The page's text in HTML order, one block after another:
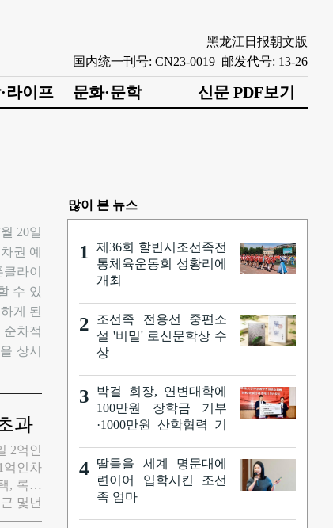
黑龙江日报朝文版
国内统一刊号: CN23-0019 邮发代号: 13-26
라이프 문화·문학 신문 PDF보기
20일
권 예
라이
수 있
게 된
차적
상시
과
2억인
억인차
, 록색
몇년
유 대
많이 본 뉴스
1
제36회 할빈시조선족전
통체육운동회 성황리에
개최
2
조선족 전용선 중편소
설 '비밀' 로신문학상 수
상
3
박걸 회장, 연변대학에
100만원 장학금 기부
·1000만원 산학협력 기
준공
4
딸들을 세계 명문대에
련이어 입학시킨 조선
족 엄마